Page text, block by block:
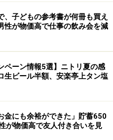
ンケート
ケート
人（男性：77人、女性：
の他：1人）
ま記載しています。
ートの回答に基づいた「主
す。回答に含まれない社会
、子どもの参考書が何冊も買え
性が物価高で仕事の飲み会を減
ペーン情報5選】ニトリ夏の感
生ビール半額、安楽亭上タン塩
金にも余裕ができた」貯蓄650
が物価高で友人付き合いを見